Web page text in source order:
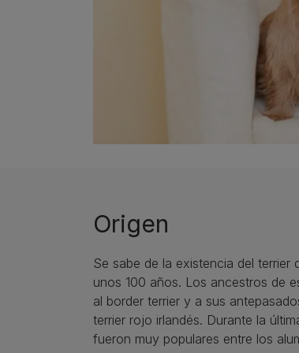
Origen
Se sabe de la existencia del terrier
unos 100 años. Los ancestros de
al border terrier y a sus
terrier rojo irlandés. Durante la
fueron muy populares entre los